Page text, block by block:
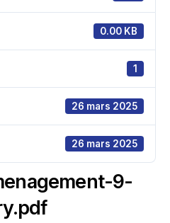
0.00 KB
1
26 mars 2025
26 mars 2025
9-